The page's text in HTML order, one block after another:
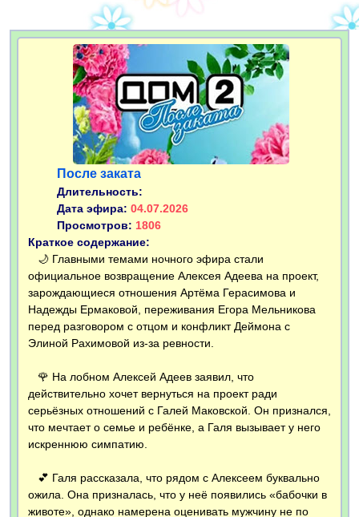
После заката
Длительность:
Дата эфира: 04.07.2026
Просмотров: 1806
Краткое содержание:
🌙 Главными темами ночного эфира стали
официальное возвращение Алексея Адеева на проект,
зарождающиеся отношения Артёма Герасимова и
Надежды Ермаковой, переживания Егора Мельникова
перед разговором с отцом и конфликт Деймона с
Элиной Рахимовой из-за ревности.
🌹 На лобном Алексей Адеев заявил, что
действительно хочет вернуться на проект ради
серьёзных отношений с Галей Маковской. Он признался,
что мечтает о семье и ребёнке, а Галя вызывает у него
искреннюю симпатию.
💕 Галя рассказала, что рядом с Алексеем буквально
ожила. Она призналась, что у неё появились «бабочки в
животе», однако намерена оценивать мужчину не по